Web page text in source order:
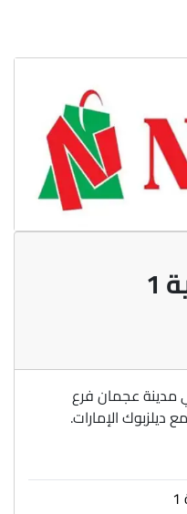
عجمان فرع